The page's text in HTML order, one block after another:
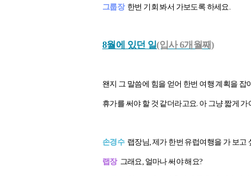
그룹장 한번 기회 봐서 가보도록 하세요.
8월에 있던 일(입사 6개월째)
왠지 그 말씀에 힘을 얻어 한번 여행 계획을
휴가를 써야 할 것 같더라고요. 아 그냥 짧게
손경수 랩장님, 제가 한번 유럽여행을 가 보고
랩장 그래요, 얼마나 써야 해요?